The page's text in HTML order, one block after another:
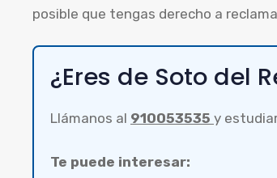
posible que tengas derecho a
¿Eres de Soto del
Llámanos al 910053535 y
Te puede interesar: